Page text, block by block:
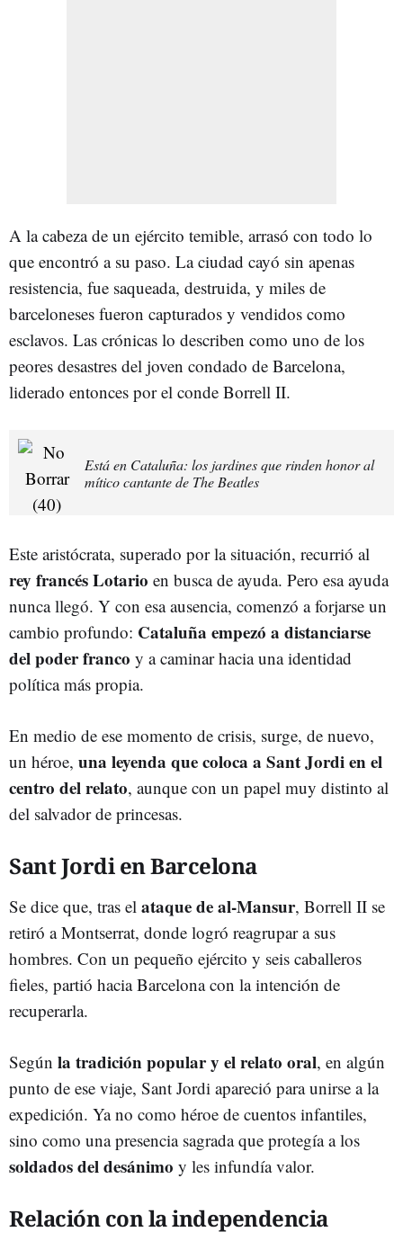
A la cabeza de un ejército temible, arrasó con todo lo
que encontró a su paso. La ciudad cayó sin apenas
resistencia, fue saqueada, destruida, y miles de
barceloneses fueron capturados y vendidos como
esclavos. Las crónicas lo describen como uno de los
peores desastres del joven condado de Barcelona,
liderado entonces por el conde Borrell II.
Está en Cataluña: los jardines que rinden honor al
mítico cantante de The Beatles
Este aristócrata, superado por la situación, recurrió al
rey francés Lotario en busca de ayuda. Pero esa ayuda
nunca llegó. Y con esa ausencia, comenzó a forjarse un
cambio profundo: Cataluña empezó a distanciarse
del poder franco y a caminar hacia una identidad
política más propia.
En medio de ese momento de crisis, surge, de nuevo,
un héroe, una leyenda que coloca a Sant Jordi en el
centro del relato, aunque con un papel muy distinto al
del salvador de princesas.
Sant Jordi en Barcelona
Se dice que, tras el ataque de al-Mansur, Borrell II se
retiró a Montserrat, donde logró reagrupar a sus
hombres. Con un pequeño ejército y seis caballeros
fieles, partió hacia Barcelona con la intención de
recuperarla.
Según la tradición popular y el relato oral, en algún
punto de ese viaje, Sant Jordi apareció para unirse a la
expedición. Ya no como héroe de cuentos infantiles,
sino como una presencia sagrada que protegía a los
soldados del desánimo y les infundía valor.
Relación con la independencia